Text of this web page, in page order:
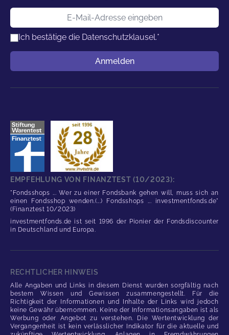
E-Mail-Adresse
Ich bestätige die Datenschutzklausel.*
Anmelden
EMPFEHLUNG VON FINANZTEST (10/2023):
"Fondsshops ... Wer zu einer Fondsbank gehen will, muss sich an
einen Fondsshop wenden.(...) Fondsshops ... investmentfonds.de"
(Finanztest 10/2023)
investmentfonds.de ist seit 1996 der Pionier der Fondsdiscounter
in Deutschland und Europa.
RECHTLICHER HINWEIS
Alle Angaben und Links in diesem Dienst wurden sorgfältig nach
bestem Wissen und Gewissen zusammengestellt. Für die
Richtigkeit der Informationen und Inhalte der Links wird jedoch
keine Gewähr übernommen. Keine der Informationsangaben ist als
Werbung oder Angebot zu verstehen. Die Wertentwicklung der
Vergangenheit ist kein verlässlicher Indikator für die aktuelle und